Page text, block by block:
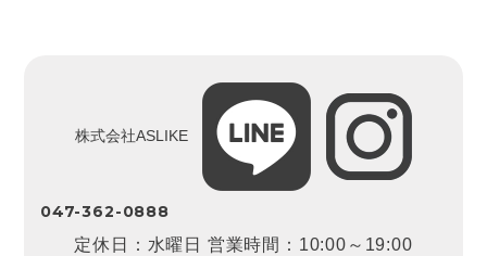
株式会社ASLIKE
047-362-0888
定休日：水曜日 営業時間：10:00～19:00